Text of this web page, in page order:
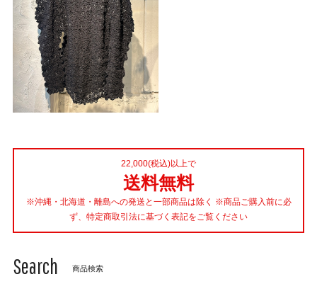
22,000(税込)以上で
送料無料
※沖縄・北海道・離島への発送と一部商品は除く ※商品ご購入前に必
ず、特定商取引法に基づく表記をご覧ください
Search 商品検索